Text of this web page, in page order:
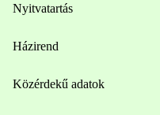
Nyitvatartás
Házirend
Közérdekű adatok